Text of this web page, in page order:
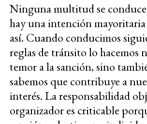
Ninguna multitud se conduce
hay una intención mayoritaria
así. Cuando conducimos
reglas de tránsito lo hacemos
temor a la sanción, sino
sabemos que contribuye a
interés. La responsabilidad
organizador es criticable